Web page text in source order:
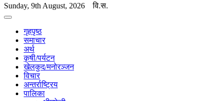
Sunday, 9th August, 2026 वि.स.
गृहपृष्ठ
समाचार
अर्थ
कृषी/पर्यटन
खेलकुद/मनोरञ्जन
विचार
अन्तर्राष्ट्रिय
पालिका